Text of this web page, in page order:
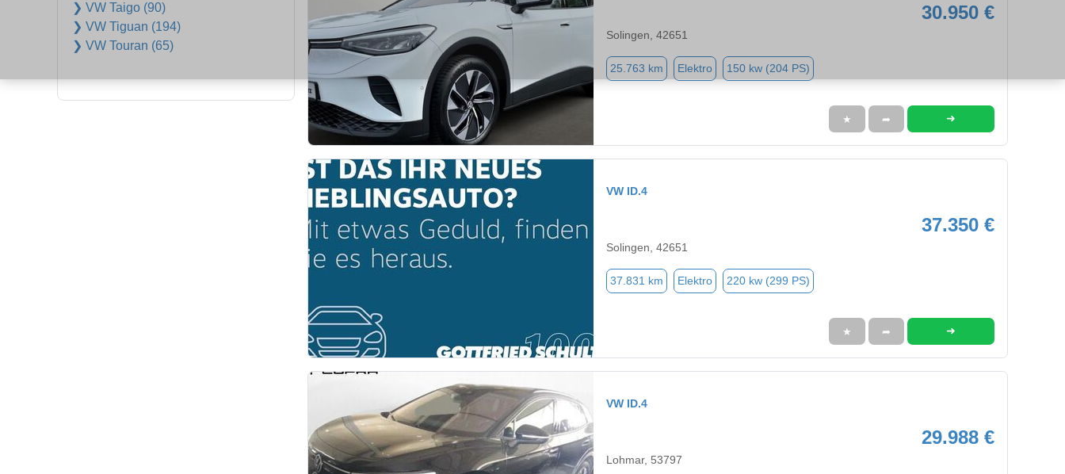
❯ VW Taigo (90)
❯ VW Tiguan (194)
❯ VW Touran (65)
30.950 €
Solingen, 42651
25.763 km Elektro 150 kw (204 PS)
★ ➦ ➜
VW ID.4
37.350 €
Solingen, 42651
37.831 km Elektro 220 kw (299 PS)
★ ➦ ➜
VW ID.4
29.988 €
Lohmar, 53797